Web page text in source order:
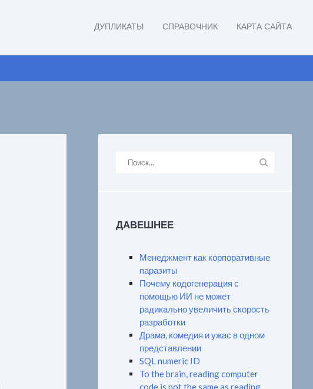
ДУПЛИКАТЫ СПРАВОЧНИК КАРТА САЙТА
ДАВЕШНЕЕ
Менеджмент как корпоративные
паразиты
Почему кодогенерация с
помощью ИИ не может
радикально увеличить скорость
разработки
Драма, комедия и ужас в одном
представлении
SQL numeric ID
To the brain, reading computer
code is not the same as reading